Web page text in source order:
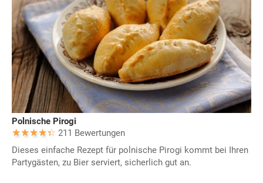
Polnische Pirogi
211 Bewertungen
Dieses einfache Rezept für polnische Pirogi kommt bei Ihren
Partygästen, zu Bier serviert, sicherlich gut an.